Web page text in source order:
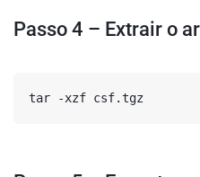
Passo 4 – Extrair o
tar -xzf csf.tgz